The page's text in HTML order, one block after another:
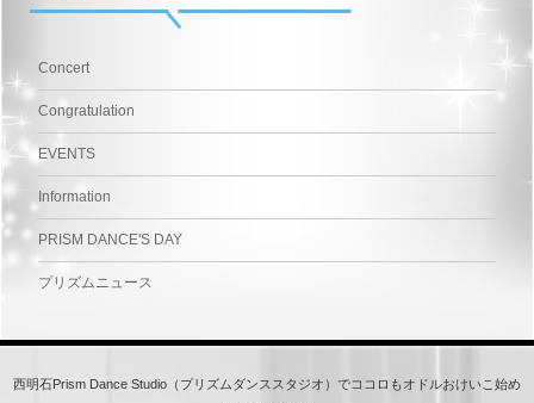
Concert
Congratulation
EVENTS
Information
PRISM DANCE'S DAY
プリズムニュース
西明石Prism Dance Studio（プリズムダンススタジオ）でココロもオドルおけいこ始め